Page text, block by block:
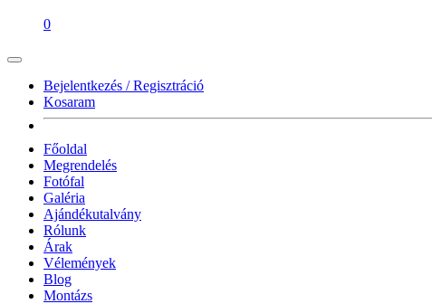
0
Bejelentkezés / Regisztráció
Kosaram
Főoldal
Megrendelés
Fotófal
Galéria
Ajándékutalvány
Rólunk
Árak
Vélemények
Blog
Montázs